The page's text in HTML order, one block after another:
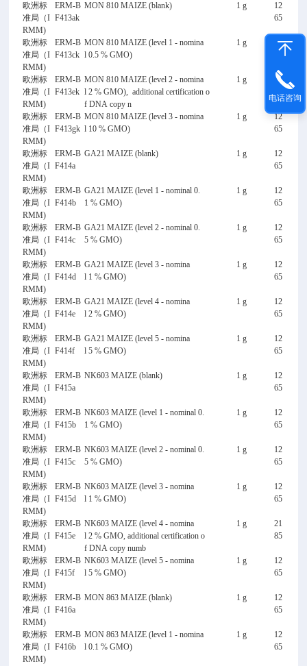
欧洲标
准局（I
RMM)
ERM-B
F413ak
MON 810 MAIZE (blank) 1 g
12
65
欧洲标
准局（I
RMM)
ERM-B
F413ck
MON 810 MAIZE (level 1 - nomina
l 0.5 % GMO)
1 g
12
欧洲标
准局（I
RMM)
ERM-B
F413ek
MON 810 MAIZE (level 2 - nomina
l 2 % GMO), additional certification o
f DNA copy n
1 g
21
85
欧洲标
准局（I
RMM)
ERM-B
F413gk
MON 810 MAIZE (level 3 - nomina
l 10 % GMO)
1 g
12
65
欧洲标
准局（I
RMM)
ERM-B
F414a
GA21 MAIZE (blank) 1 g
12
65
欧洲标
准局（I
RMM)
ERM-B
F414b
GA21 MAIZE (level 1 - nominal 0.
1 % GMO)
1 g
12
65
欧洲标
准局（I
RMM)
ERM-B
F414c
GA21 MAIZE (level 2 - nominal 0.
5 % GMO)
1 g
12
65
欧洲标
准局（I
RMM)
ERM-B
F414d
GA21 MAIZE (level 3 - nomina
l 1 % GMO)
1 g
12
65
欧洲标
准局（I
RMM)
ERM-B
F414e
GA21 MAIZE (level 4 - nomina
l 2 % GMO)
1 g
12
65
欧洲标
准局（I
RMM)
ERM-B
F414f
GA21 MAIZE (level 5 - nomina
l 5 % GMO)
1 g
12
65
欧洲标
准局（I
RMM)
ERM-B
F415a
NK603 MAIZE (blank) 1 g
12
65
欧洲标
准局（I
RMM)
ERM-B
F415b
NK603 MAIZE (level 1 - nominal 0.
1 % GMO)
1 g
12
65
欧洲标
准局（I
RMM)
ERM-B
F415c
NK603 MAIZE (level 2 - nominal 0.
5 % GMO)
1 g
12
65
欧洲标
准局（I
RMM)
ERM-B
F415d
NK603 MAIZE (level 3 - nomina
l 1 % GMO)
1 g
12
65
欧洲标
准局（I
RMM)
ERM-B
F415e
NK603 MAIZE (level 4 - nomina
l 2 % GMO, additional certification o
f DNA copy numb
1 g
21
85
欧洲标
准局（I
RMM)
ERM-B
F415f
NK603 MAIZE (level 5 - nomina
l 5 % GMO)
1 g
12
65
欧洲标
准局（I
RMM)
ERM-B
F416a
MON 863 MAIZE (blank) 1 g
12
65
欧洲标
准局（I
RMM)
ERM-B
F416b
MON 863 MAIZE (level 1 - nomina
l 0.1 % GMO)
1 g
12
65
电话咨询